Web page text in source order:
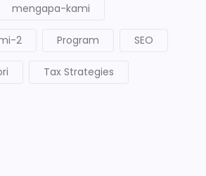
mengapa-kami
2 Program SEO
Tax Strategies